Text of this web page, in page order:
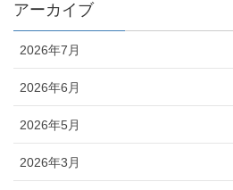
アーカイブ
2026年7月
2026年6月
2026年5月
2026年3月